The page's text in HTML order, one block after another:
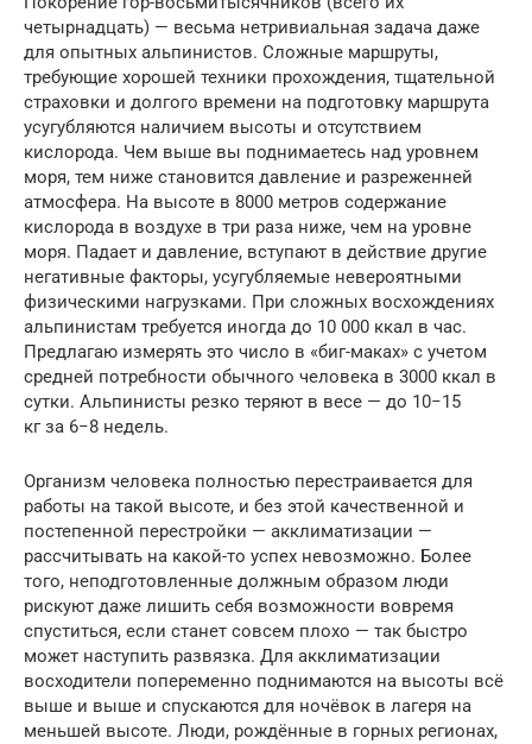
четырнадцать) — весьма нетривиальная задача даже
для опытных альпинистов. Сложные маршруты,
требующие хорошей техники прохождения, тщательной
страховки и долгого времени на подготовку маршрута
усугубляются наличием высоты и отсутствием
кислорода. Чем выше вы поднимаетесь над уровнем
моря, тем ниже становится давление и разреженней
атмосфера. На высоте в 8000 метров содержание
кислорода в воздухе в три раза ниже, чем на уровне
моря. Падает и давление, вступают в действие другие
негативные факторы, усугубляемые невероятными
физическими нагрузками. При сложных восхождениях
альпинистам требуется иногда до 10 000 ккал в час.
Предлагаю измерять это число в «биг-маках» с учетом
средней потребности обычного человека в 3000 ккал в
сутки. Альпинисты резко теряют в весе — до 10−15
кг за 6−8 недель.
Организм человека полностью перестраивается для
работы на такой высоте, и без этой качественной и
постепенной перестройки — акклиматизации —
рассчитывать на какой-то успех невозможно. Более
того, неподготовленные должным образом люди
рискуют даже лишить себя возможности вовремя
спуститься, если станет совсем плохо — так быстро
может наступить развязка. Для акклиматизации
восходители попеременно поднимаются на высоты всё
выше и выше и спускаются для ночёвок в лагеря на
меньшей высоте. Люди, рождённые в горных регионах,